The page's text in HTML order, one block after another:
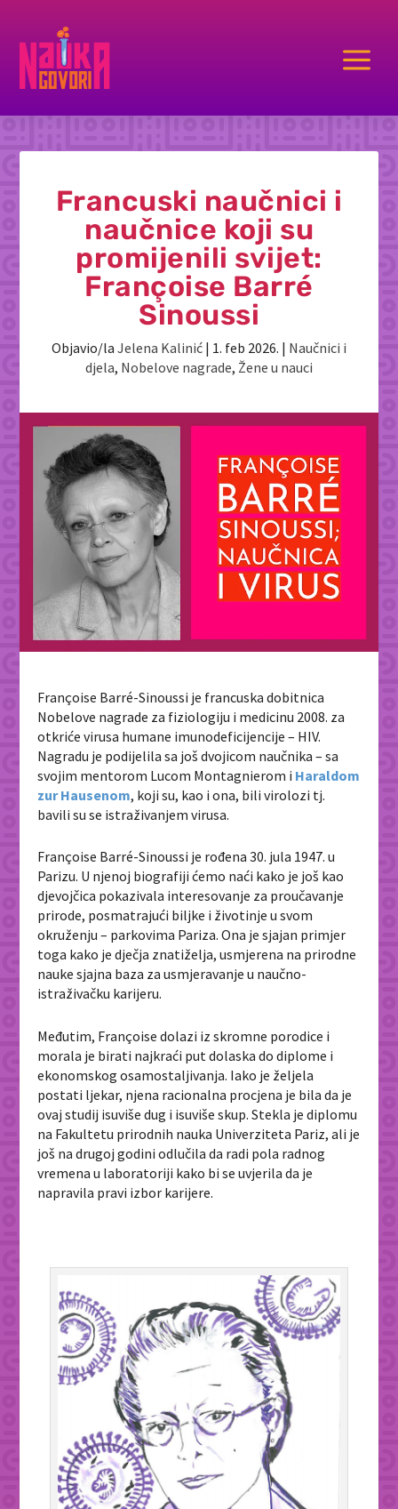
a
Francuski naučnici i
naučnice koji su
promijenili svijet:
Françoise Barré
Sinoussi
Objavio/la Jelena Kalinić | 1. feb 2026. | Naučnici i
djela, Nobelove nagrade, Žene u nauci
Françoise Barré-Sinoussi je francuska dobitnica
Nobelove nagrade za fiziologiju i medicinu 2008. za
otkriće virusa humane imunodeficijencije – HIV.
Nagradu je podijelila sa još dvojicom naučnika – sa
svojim mentorom Lucom Montagnierom i Haraldom
zur Hausenom, koji su, kao i ona, bili virolozi tj.
bavili su se istraživanjem virusa.
Françoise Barré-Sinoussi je rođena 30. jula 1947. u
Parizu. U njenoj biografiji ćemo naći kako je još kao
djevojčica pokazivala interesovanje za proučavanje
prirode, posmatrajući biljke i životinje u svom
okruženju – parkovima Pariza. Ona je sjajan primjer
toga kako je dječja znatiželja, usmjerena na prirodne
nauke sjajna baza za usmjeravanje u naučno-
istraživačku karijeru.
Međutim, Françoise dolazi iz skromne porodice i
morala je birati najkraći put dolaska do diplome i
ekonomskog osamostaljivanja. Iako je željela
postati ljekar, njena racionalna procjena je bila da je
ovaj studij isuviše dug i isuviše skup. Stekla je diplomu
na Fakultetu prirodnih nauka Univerziteta Pariz, ali je
još na drugoj godini odlučila da radi pola radnog
vremena u laboratoriji kako bi se uvjerila da je
napravila pravi izbor karijere.